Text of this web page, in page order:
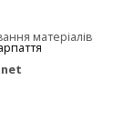
матеріалів